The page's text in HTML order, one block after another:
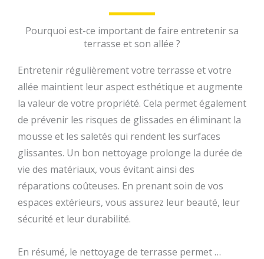
Pourquoi est-ce important de faire entretenir sa
terrasse et son allée ?
Entretenir régulièrement votre terrasse et votre
allée maintient leur aspect esthétique et augmente
la valeur de votre propriété. Cela permet également
de prévenir les risques de glissades en éliminant la
mousse et les saletés qui rendent les surfaces
glissantes. Un bon nettoyage prolonge la durée de
vie des matériaux, vous évitant ainsi des
réparations coûteuses. En prenant soin de vos
espaces extérieurs, vous assurez leur beauté, leur
sécurité et leur durabilité.
En résumé, le nettoyage de terrasse permet …